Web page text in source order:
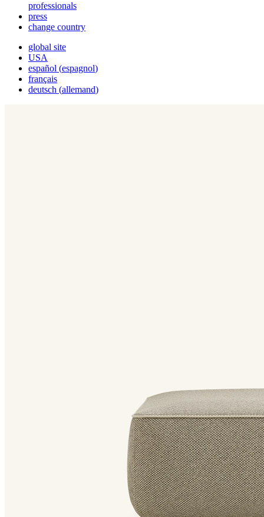
professionals
press
change country
global site
USA
español (espagnol)
français
deutsch (allemand)